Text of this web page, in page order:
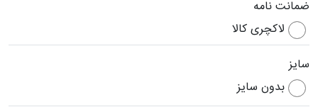
ضمانت نامه
لاکچری کالا
سایز
بدون سایز